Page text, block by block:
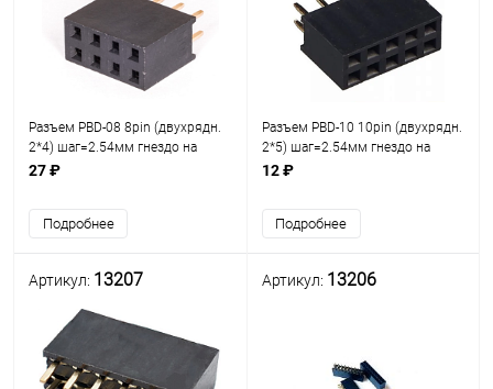
Разъем PBD-08 8pin (двухрядн.
2*4) шаг=2.54мм гнездо на
плату /ответная часть PLD-08
Двухрядный на плату 8pin
27 ₽
Подробнее
Разъем PBD-10 10pin (двухрядн.
2*5) шаг=2.54мм гнездо на
плату /ответная часть PLD-10
Двухрядный на плату 10pin
12 ₽
Подробнее
Артикул: 13207 Артикул: 13206